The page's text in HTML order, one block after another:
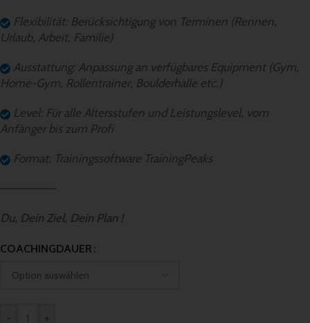
Flexibilität: Berücksichtigung von Terminen (Rennen,
Urlaub, Arbeit, Familie)
Ausstattung: Anpassung an verfügbares Equipment (Gym,
Home-Gym, Rollentrainer, Boulderhalle etc.)
Level: Für alle Altersstufen und Leistungslevel, vom
Anfänger bis zum Profi
Format: Trainingssoftware TrainingPeaks
——————–
Du, Dein Ziel, Dein Plan !
COACHINGDAUER
- +
Alternative: